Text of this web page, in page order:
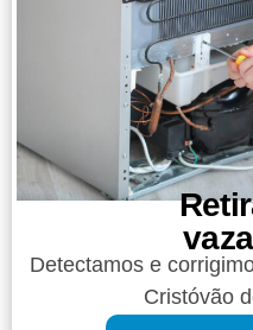
Detectamos e
Cristóvão